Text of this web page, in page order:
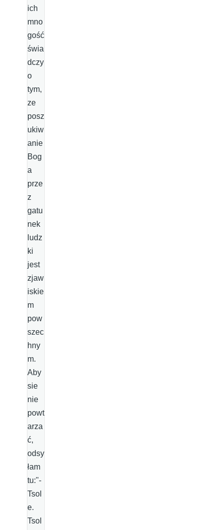
ich
mno
gość
świa
dczy
o
tym,
ze
posz
ukiw
anie
Bog
a
prze
z
gatu
nek
ludz
ki
jest
zjaw
iskie
m
pow
szec
hny
m.
Aby
sie
nie
powt
arza
ć,
odsy
łam
tu:"-
Tsol
e.
Tsol